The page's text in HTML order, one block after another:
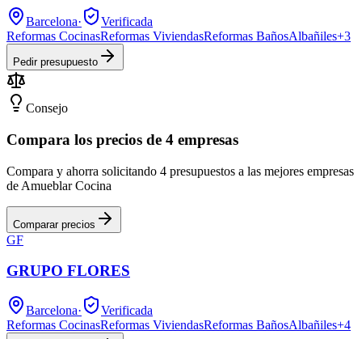
Barcelona·
Verificada
Reformas CocinasReformas ViviendasReformas BañosAlbañiles+3
Pedir presupuesto
Consejo
Compara los precios de 4 empresas
Compara y ahorra solicitando 4 presupuestos a las mejores empresas
de Amueblar Cocina
Comparar precios
GF
GRUPO FLORES
Barcelona·
Verificada
Reformas CocinasReformas ViviendasReformas BañosAlbañiles+4